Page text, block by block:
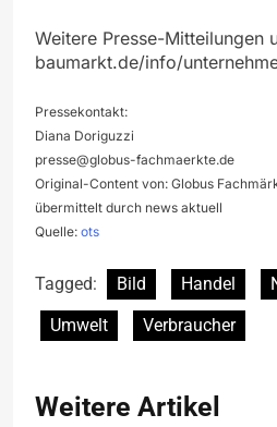
Weitere Presse-Mitteilungen
baumarkt.de/info/
Pressekontakt:
Diana Doriguzzi
presse@globus-fachmaerkte.de
Original-Content von: Globus
übermittelt durch news aktuell
Quelle: ots
Tagged: Bild Handel
Umwelt
Verbraucher
Weitere Artikel